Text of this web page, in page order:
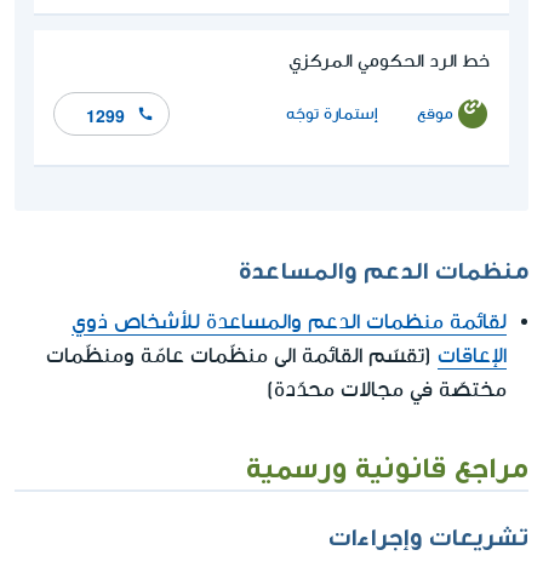
خط الرد الحكومي المركزي
موقع إستمارة توجّه 1299
منظمات الدعم والمساعدة
لقائمة منظمات الدعم والمساعدة للأشخاص ذوي
الإعاقات (تقسّم القائمة الى منظّمات عامّة ومنظّمات
مختصّة في مجالات محدّدة)
مراجع قانونية ورسمية
تشريعات وإجراءات